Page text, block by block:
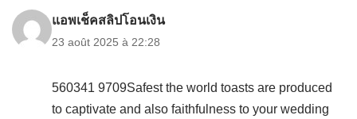
แอพเช็คสลิปโอนเงิน
23 août 2025 à 22:28
560341 9709Safest the world toasts are produced
to captivate and also faithfulness to your wedding